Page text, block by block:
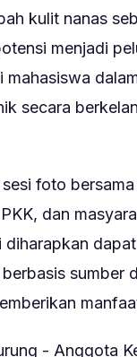
kulit nanas
menjadi
secara
foto
dan
sumber
- Anggota